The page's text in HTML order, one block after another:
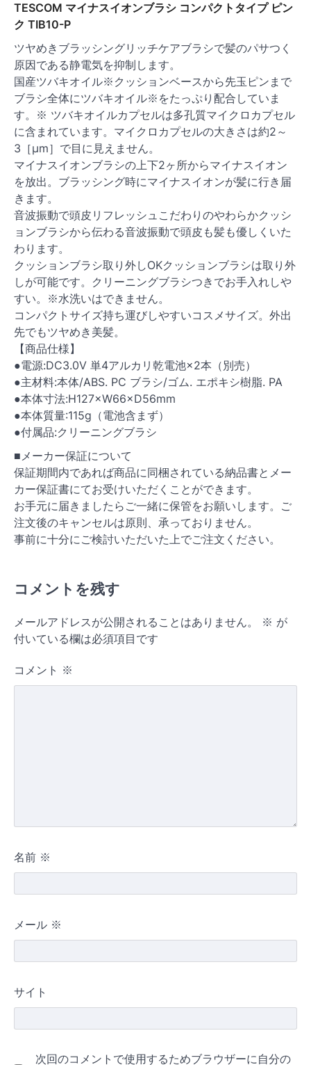
TESCOM マイナスイオンブラシ コンパクトタイプ ピン
ク TIB10-P
ツヤめきブラッシングリッチケアブラシで髪のパサつく
原因である静電気を抑制します。
国産ツバキオイル※クッションベースから先玉ピンまで
ブラシ全体にツバキオイル※をたっぷり配合していま
す。※ ツバキオイルカプセルは多孔質マイクロカプセル
に含まれています。マイクロカプセルの大きさは約2～
3［μm］で目に見えません。
マイナスイオンブラシの上下2ヶ所からマイナスイオン
を放出。ブラッシング時にマイナスイオンが髪に行き届
きます。
音波振動で頭皮リフレッシュこだわりのやわらかクッシ
ョンブラシから伝わる音波振動で頭皮も髪も優しくいた
わります。
クッションブラシ取り外しOKクッションブラシは取り外
しが可能です。クリーニングブラシつきでお手入れしや
すい。※水洗いはできません。
コンパクトサイズ持ち運びしやすいコスメサイズ。外出
先でもツヤめき美髪。
【商品仕様】
●電源:DC3.0V 単4アルカリ乾電池×2本（別売）
●主材料:本体/ABS. PC ブラシ/ゴム. エポキシ樹脂. PA
●本体寸法:H127×W66×D56mm
●本体質量:115g（電池含まず）
●付属品:クリーニングブラシ
■メーカー保証について
保証期間内であれば商品に同梱されている納品書とメー
カー保証書にてお受けいただくことができます。
お手元に届きましたらご一緒に保管をお願いします。ご
注文後のキャンセルは原則、承っておりません。
事前に十分にご検討いただいた上でご注文ください。
コメントを残す
メールアドレスが公開されることはありません。 ※ が
付いている欄は必須項目です
コメント ※
名前 ※
メール ※
サイト
次回のコメントで使用するためブラウザーに自分の